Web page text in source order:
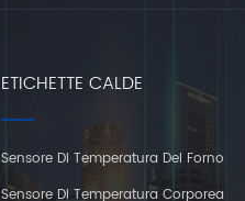
ETICHETTE CALDE
Sensore Di Temperatura Del Forno
Sensore Di Temperatura Corporea